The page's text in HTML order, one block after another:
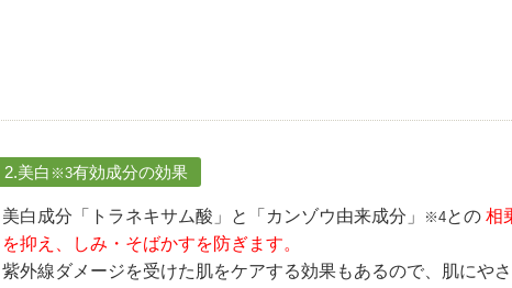
2.美白 ※3有効成分の効果
美白成分「トラネキサム酸」と「カンゾウ由来成分」 ※4との 相
を抑え、しみ・そばかすを防ぎます。
紫外線ダメージを受けた肌をケアする効果もあるので、肌にや